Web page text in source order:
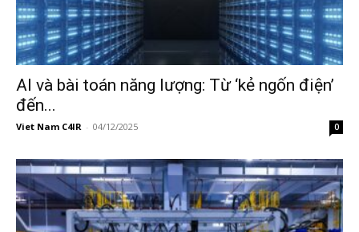
AI và bài toán năng lượng: Từ ‘kẻ ngốn điện’
đến...
Viet Nam C4IR - 04/12/2025 0